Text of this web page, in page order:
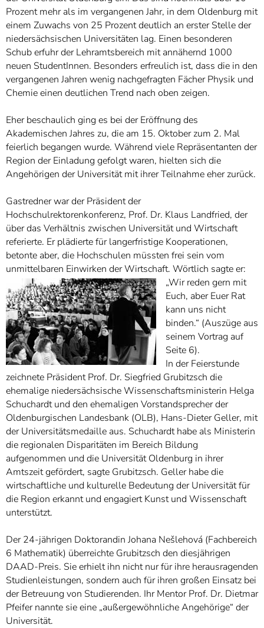
Prozent mehr als im vergangenen Jahr, in dem Oldenburg mit
einem Zuwachs von 25 Prozent deutlich an erster Stelle der
niedersächsischen Universitäten lag. Einen besonderen
Schub erfuhr der Lehramtsbereich mit annähernd 1000
neuen StudentInnen. Besonders erfreulich ist, dass die in den
vergangenen Jahren wenig nachgefragten Fächer Physik und
Chemie einen deutlichen Trend nach oben zeigen.
Eher beschaulich ging es bei der Eröffnung des
Akademischen Jahres zu, die am 15. Oktober zum 2. Mal
feierlich begangen wurde. Während viele Repräsentanten der
Region der Einladung gefolgt waren, hielten sich die
Angehörigen der Universität mit ihrer Teilnahme eher zurück.
Gastredner war der Präsident der
Hochschulrektorenkonferenz, Prof. Dr. Klaus Landfried, der
über das Verhältnis zwischen Universität und Wirtschaft
referierte. Er plädierte für langerfristige Kooperationen,
betonte aber, die Hochschulen müssten frei sein vom
unmittelbaren Einwirken der Wirtschaft. Wörtlich sagte er:
„Wir reden gern mit
Euch, aber Euer Rat
kann uns nicht
binden.“ (Auszüge aus
seinem Vortrag auf
Seite 6).
In der Feierstunde
zeichnete Präsident Prof. Dr. Siegfried Grubitzsch die
ehemalige niedersächsische Wissenschaftsministerin Helga
Schuchardt und den ehemaligen Vorstandsprecher der
Oldenburgischen Landesbank (OLB), Hans-Dieter Geller, mit
der Universitätsmedaille aus. Schuchardt habe als Ministerin
die regionalen Disparitäten im Bereich Bildung
aufgenommen und die Universität Oldenburg in ihrer
Amtszeit gefördert, sagte Grubitzsch. Geller habe die
wirtschaftliche und kulturelle Bedeutung der Universität für
die Region erkannt und engagiert Kunst und Wissenschaft
unterstützt.
Der 24-jährigen Doktorandin Johana Nešlehová (Fachbereich
6 Mathematik) überreichte Grubitzsch den diesjährigen
DAAD-Preis. Sie erhielt ihn nicht nur für ihre herausragenden
Studienleistungen, sondern auch für ihren großen Einsatz bei
der Betreuung von Studierenden. Ihr Mentor Prof. Dr. Dietmar
Pfeifer nannte sie eine „außergewöhnliche Angehörige“ der
Universität.